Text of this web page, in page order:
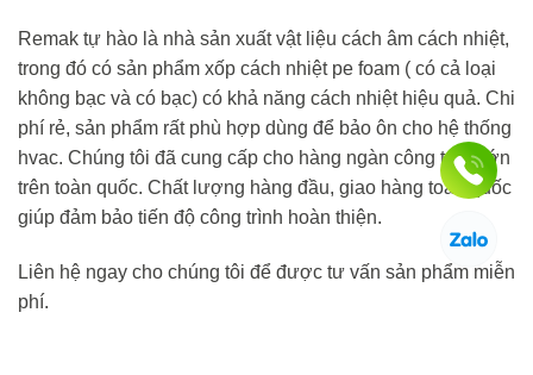
Remak tự hào là nhà sản xuất vật liệu cách âm cách nhiệt,
trong đó có sản phẩm xốp cách nhiệt pe foam ( có cả loại
không bạc và có bạc) có khả năng cách nhiệt hiệu quả. Chi
phí rẻ, sản phẩm rất phù hợp dùng để bảo ôn cho hệ thống
hvac. Chúng tôi đã cung cấp cho hàng ngàn công trình lớn
trên toàn quốc. Chất lượng hàng đầu, giao hàng toàn quốc
giúp đảm bảo tiến độ công trình hoàn thiện.
Liên hệ ngay cho chúng tôi để được tư vấn sản phẩm miễn
phí.